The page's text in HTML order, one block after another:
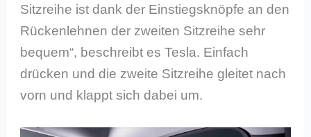
Sitzreihe ist dank der Einstiegsknöpfe an den
Rückenlehnen der zweiten Sitzreihe sehr
bequem“, beschreibt es Tesla. Einfach
drücken und die zweite Sitzreihe gleitet nach
vorn und klappt sich dabei um.